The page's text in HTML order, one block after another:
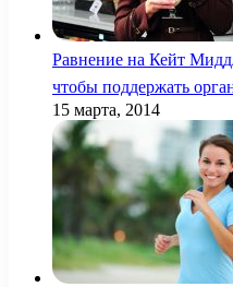
Равнение на Кейт
чтобы поддержать
15 марта, 2014